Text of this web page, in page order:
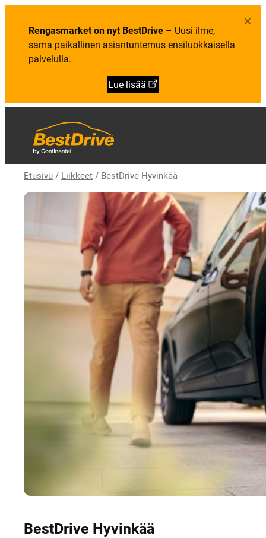
Rengasmarket on nyt BestDrive – Uusi ilme,
sama paikallinen asiantuntemus ensiluokkaisella
palvelulla.
Lue lisää
×
Etusivu / Liikkeet / BestDrive Hyvinkää
BestDrive Hyvinkää